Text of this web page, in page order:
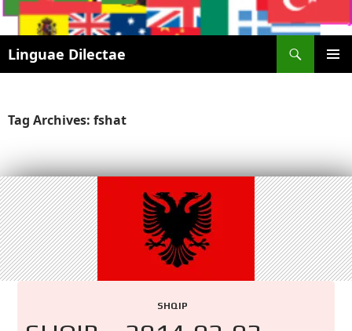
Linguae Dilectae
SKIP
Tag Archives: fshat
SHQIP